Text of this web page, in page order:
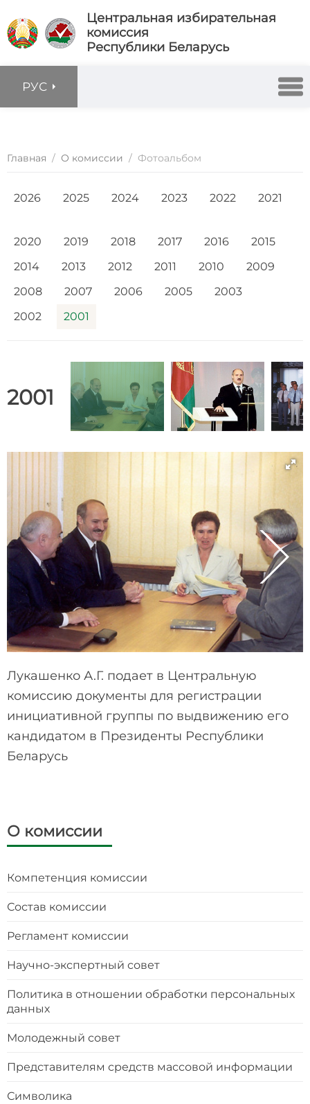
Центральная избирательная
комиссия
Республики Беларусь
РУС
О комиссии
Компетенция комиссии
Состав комиссии
Регламент комиссии
Научно-экспертный совет
Политика в отношении обработки персональных
данных
Молодежный совет
Представителям средств массовой информации
Символика
Главная / О комиссии / Фотоальбом
2026 2025 2024 2023 2022 2021
2020 2019 2018 2017 2016
2015
2014
2013 2012 2011 2010
2009
2008
2007 2006 2005
2003
2002
2001
2001
Лукашенко А.Г. подает в Центральную
комиссию документы для регистрации
инициативной группы по выдвижению его
кандидатом в Президенты Республики
Беларусь